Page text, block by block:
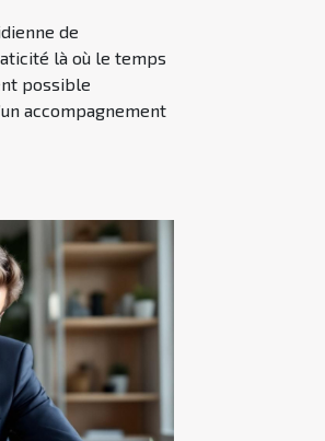
de
là où le temps
possible
accompagnement